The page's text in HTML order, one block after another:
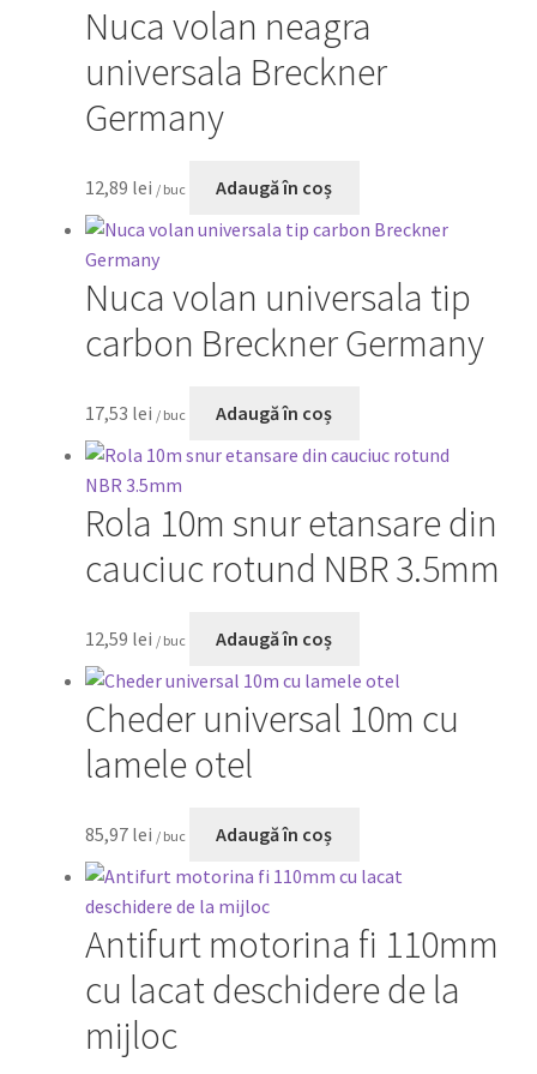
Nuca volan neagra
universala Breckner
Germany
12,89 lei / buc Adaugă în coș
Nuca volan universala tip
carbon Breckner Germany
17,53 lei / buc Adaugă în coș
Rola 10m snur etansare din
cauciuc rotund NBR 3.5mm
12,59 lei / buc Adaugă în coș
Cheder universal 10m cu
lamele otel
85,97 lei / buc Adaugă în coș
Antifurt motorina fi 110mm
cu lacat deschidere de la
mijloc